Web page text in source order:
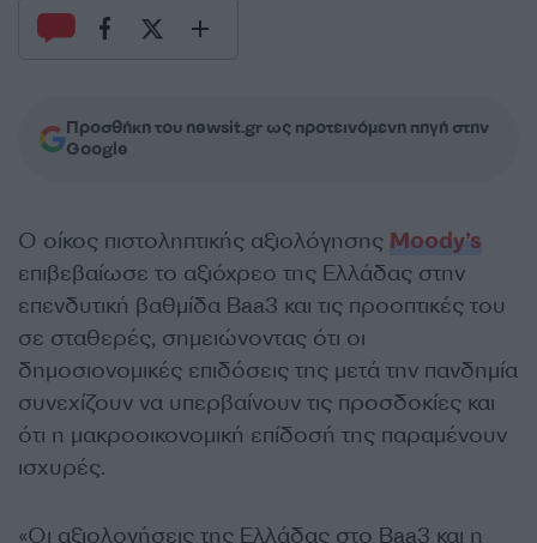
Προσθήκη του newsit.gr ως προτεινόμενη πηγή στην
Google
O οίκος πιστοληπτικής αξιολόγησης Moody’s
επιβεβαίωσε το αξιόχρεο της Ελλάδας στην
επενδυτική βαθμίδα Baa3 και τις προοπτικές του
σε σταθερές, σημειώνοντας ότι οι
δημοσιονομικές επιδόσεις της μετά την πανδημία
συνεχίζουν να υπερβαίνουν τις προσδοκίες και
ότι η μακροοικονομική επίδοσή της παραμένουν
ισχυρές.
«Οι αξιολογήσεις της Ελλάδας στο Baa3 και η